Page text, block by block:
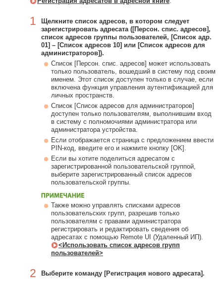
1
Щелкните список адресов, в котором следует
зарегистрировать адресата ([Персон. спис. адресов],
список адресов группы пользователей, [Список адр.
01] – [Список адресов 10] или [Список адресов для
администраторов]).
Список [Персон. спис. адресов] может использовать
только пользователь, вошедший в систему под своим
именем. Этот список доступен только в случае, если
включена функция управления аутентификацией для
личных пространств.
Список [Список адресов для администраторов]
доступен только пользователям, выполнившим вход
в систему с полномочиями администратора или
администратора устройства.
Если отображается страница с предложением ввести
PIN-код, введите его и нажмите кнопку [OK].
Если вы хотите поделиться адресатом с
зарегистрированной пользовательской группой,
выберите зарегистрированный список адресов
пользовательской группы.
Также можно управлять списками адресов
пользовательских групп, разрешив только
пользователям с правами администратора
регистрировать и редактировать сведения об
адресатах с помощью Remote UI (Удаленный ИП).
<Использовать список адресов групп
пользователей>
2 Выберите команду [Регистрация нового адресата].